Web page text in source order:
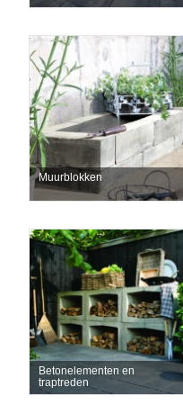
Muurblokken
Betonelementen en
traptreden